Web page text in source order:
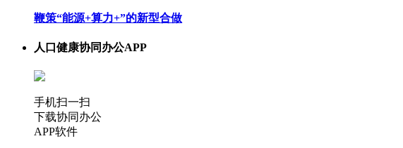
鞭策“能源+算力+”的新型合做
人口健康协同办公APP
手机扫一扫
下载协同办公
APP软件